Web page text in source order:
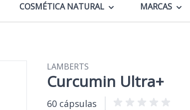
COSMÉTICA NATURAL MARCAS
LAMBERTS
Curcumin Ultra+
60 cápsulas